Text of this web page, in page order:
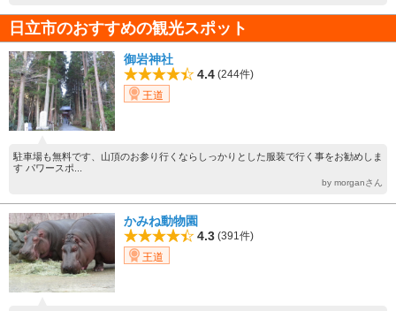
日立市のおすすめの観光スポット
御岩神社
4.4 (244件)
王道
駐車場も無料です、山頂のお参り行くならしっかりとした服装で行く事をお勧めしま
す パワースポ...
by morganさん
かみね動物園
4.3 (391件)
王道